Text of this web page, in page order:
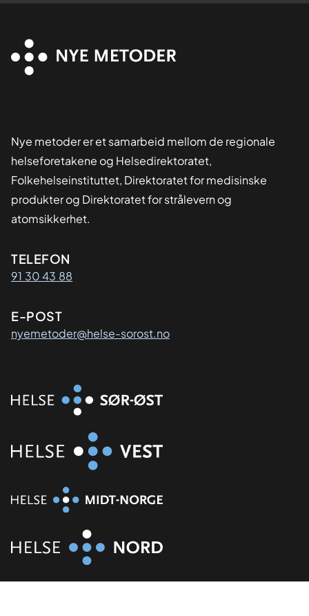
Nye metoder er et samarbeid mellom de regionale
helseforetakene og Helsedirektoratet,
Folkehelseinstituttet, Direktoratet for medisinske
produkter og Direktoratet for strålevern og
atomsikkerhet.
Kontaktinformasjon
TELEFON
91 30 43 88
E-POST
nyemetoder@helse-sorost.no
Organisasjon